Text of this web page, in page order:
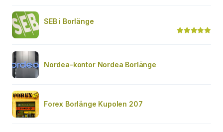
SEB i Borlänge
Nordea-kontor Nordea Borlänge
Forex Borlänge Kupolen 207